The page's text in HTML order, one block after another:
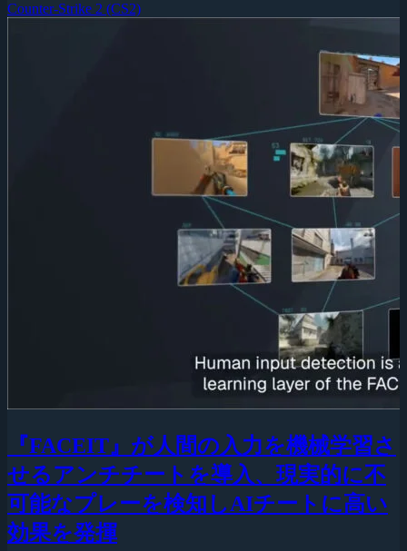
Counter-Strike 2 (CS2)
『FACEIT』が人間の入力を機械学習さ
せるアンチチートを導入、現実的に不
可能なプレーを検知しAIチートに高い
効果を発揮